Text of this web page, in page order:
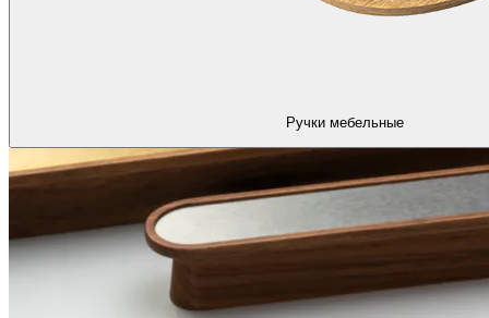
Ручки мебельные